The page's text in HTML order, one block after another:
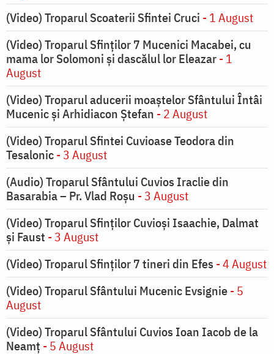
(Video) Troparul Scoaterii Sfintei Cruci - 1 August
(Video) Troparul Sfinților 7 Mucenici Macabei, cu
mama lor Solomoni și dascălul lor Eleazar- 1
August
(Video) Troparul aducerii moaștelor Sfântului Întâi
Mucenic și Arhidiacon Ștefan - 2 August
(Video) Troparul Sfintei Cuvioase Teodora din
Tesalonic- 3 August
(Audio) Troparul Sfântului Cuvios Iraclie din
Basarabia – Pr. Vlad Roșu - 3 August
(Video) Troparul Sfinților Cuvioși Isaachie, Dalmat
și Faust - 3 August
(Video) Troparul Sfinților 7 tineri din Efes - 4 August
(Video) Troparul Sfântului Mucenic Evsignie- 5
August
(Video) Troparul Sfântului Cuvios Ioan Iacob de la
Neamț - 5 August